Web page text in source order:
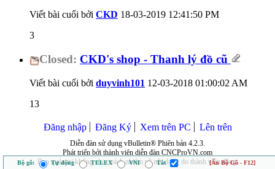
Viết bài cuối bởi CKD 18-03-2019 12:41:50 PM
3
Closed: CKD's shop - Thanh lý đồ cũ
Viết bài cuối bởi duyvinh101 12-03-2018 01:00:02 AM
13
Đăng nhập Đăng Ký Xem trên PC Lên trên
Diễn đàn sử dụng vBulletin® Phiên bản 4.2.3.
Phát triển bởi thành viên diễn đàn CNCProVN.com
Ban quản trị không chịu trách nhiệm về nội dung do thành viên đăng.
Bộ gõ: Tự động TELEX VNI Tắt [Ẩn Bộ Gõ - F12]